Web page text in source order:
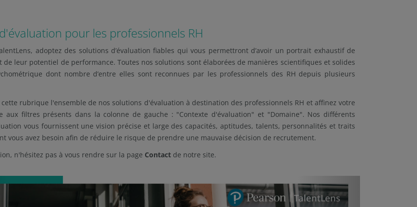
pour les professionnels RH
adoptez des solutions d’évaluation fiables qui vous permettront d’avoir un portrait exhaustif de
de leur potentiel de performance. Toutes nos solutions sont élaborées de manières scientifiques et solides
dont nombre d’entre elles sont reconnues par les professionnels des RH depuis plusieurs
cette rubrique l'ensemble de nos solutions d'évaluation à destination des professionnels RH et affinez votre
aux filtres présents dans la colonne de gauche : "Contexte d'évaluation" et "Domaine". Nos différents
vous fournissent une vision précise et large des capacités, aptitudes, talents, personnalités et traits
vous avez besoin afin de réduire le risque de prendre une mauvaise décision de recrutement.
n'hésitez pas à vous rendre sur la page Contact de notre site.
Next